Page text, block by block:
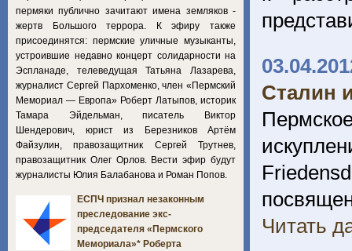
Сталин
Читать
пермяки публично зачитают имена земляков -
жертв Большого террора. К эфиру также
присоединятся: пермские уличные музыканты,
устроившие недавно концерт солидарности на
Эспланаде, телеведущая Татьяна Лазарева,
журналист Сергей Пархоменко, член «Пермский
Мемориал — Европа» Роберт Латыпов, историк
Тамара Эйдельман, писатель Виктор
Шендерович, юрист из Березников Артём
Файзулин, правозащитник Сергей Трутнев,
правозащитник Олег Орлов. Вести эфир будут
журналисты Юлия Балабанова и Роман Попов.
ЕСПЧ признал незаконным
преследование экс-
председателя «Пермского
Мемориала»* Роберта